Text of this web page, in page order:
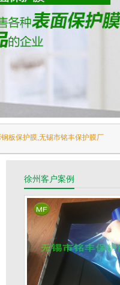
板保护膜,无锡市铭丰保护膜厂
徐州客户案例